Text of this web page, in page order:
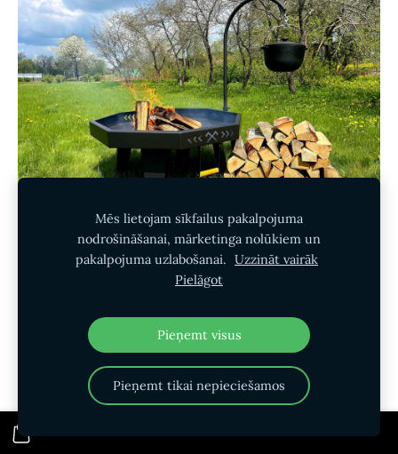
Mēs lietojam sīkfailus pakalpojuma
nodrošināšanai, mārketinga nolūkiem un
pakalpojuma uzlabošanai. Uzzināt vairāk
Pielāgot
Pieņemt visus
Pieņemt tikai nepieciešamos